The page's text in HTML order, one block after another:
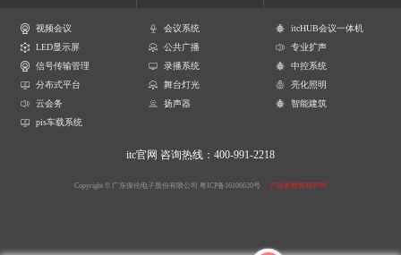
视频会议 会议系统
itcHUB会议一体机
LED显示屏
公共广播
专业扩声
信号传输管理
录播系统
中控系统
分布式平台
舞台灯光
亮化照明
云会务
扬声器
智能建筑
pis车载系统
itc官网 咨询热线：400-991-2218
Copyright © 广东保伦电子股份有限公司 粤ICP备16106620号 产品参数解释声明